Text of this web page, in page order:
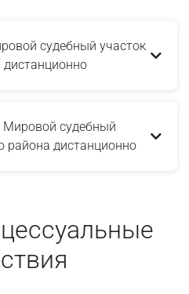
судебный участок
Мировой судебный
района дистанционно